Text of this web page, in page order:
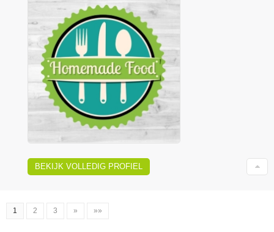
BEKIJK VOLLEDIG PROFIEL
1 2 3 » »»